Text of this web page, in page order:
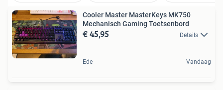
Cooler Master MasterKeys MK750
Mechanisch Gaming Toetsenbord
€ 45,95 Details
Ede Vandaag